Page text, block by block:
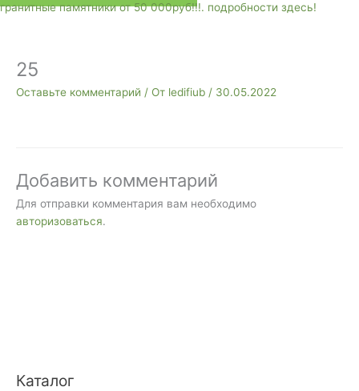
гранитные памятники от 50 000руб!!!. подробности здесь!
Каталог
25
Оставьте комментарий / От ledifiub / 30.05.2022
Добавить комментарий
Для отправки комментария вам необходимо
авторизоваться.